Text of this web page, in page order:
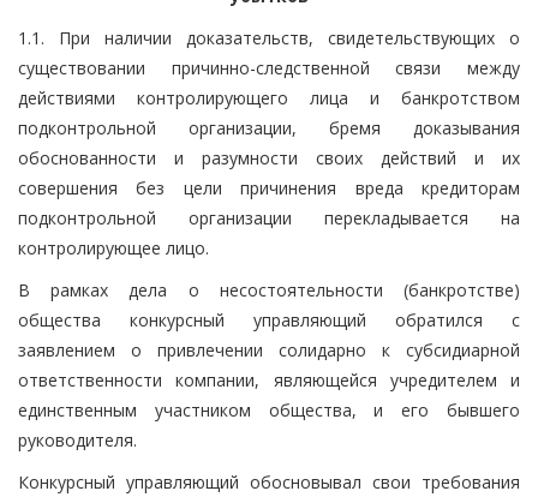
1.1. При наличии доказательств, свидетельствующих о
существовании причинно-следственной связи между
действиями контролирующего лица и банкротством
подконтрольной организации, бремя доказывания
обоснованности и разумности своих действий и их
совершения без цели причинения вреда кредиторам
подконтрольной организации перекладывается на
контролирующее лицо.
В рамках дела о несостоятельности (банкротстве)
общества конкурсный управляющий обратился с
заявлением о привлечении солидарно к субсидиарной
ответственности компании, являющейся учредителем и
единственным участником общества, и его бывшего
руководителя.
Конкурсный управляющий обосновывал свои требования